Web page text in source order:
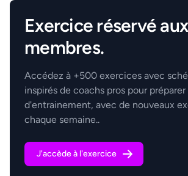
Exercice réservé aux
membres.
Accédez à +500 exercices avec
inspirés de coachs pros pour
d'entrainement, avec de nouveaux
chaque semaine..
J'accède à l'exercice